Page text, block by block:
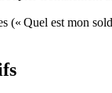
Quel est mon